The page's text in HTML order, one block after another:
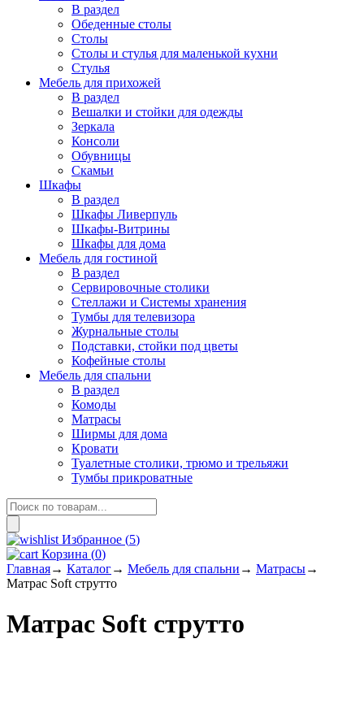
В раздел
Обеденные столы
Столы
Столы и стулья для маленькой кухни
Стулья
Мебель для прихожей
В раздел
Вешалки и стойки для одежды
Зеркала
Консоли
Обувницы
Скамьи
Шкафы
В раздел
Шкафы Ливерпуль
Шкафы-Витрины
Шкафы для дома
Мебель для гостиной
В раздел
Сервировочные столики
Стеллажи и Системы хранения
Тумбы для телевизора
Журнальные столы
Подставки, стойки под цветы
Кофейные столы
Мебель для спальни
В раздел
Комоды
Матрасы
Ширмы для дома
Кровати
Туалетные столики, трюмо и трельяжи
Тумбы прикроватные
Поиск
товаров
Избранное (5)
Корзина (0)
Главная→ Каталог→ Мебель для спальни → Матрасы→
Матрас Soft струтто
Матрас Soft струтто